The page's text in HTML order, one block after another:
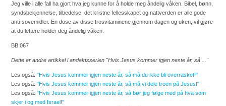
Jeg ville i alle fall ha gjort hva jeg kunne for å holde meg åndelig våken. Bibel, bønn,
syndsbekjennelse, tilbedelse, det kristne fellesskapet og nattverden er alle gode
anti-sovemidler. En dose av disse trosvitaminene gjennom dagen og uken, vil gjøre
at du lettere holder deg åndelig våken.
BB 067
Dette er andre artikkel i andaktsserien "Hvis Jesus kommer igjen neste år, så ..."
Les også: "Hvis Jesus kommer igjen neste år, så må du ikke bli overrasket!"
Les også: "Hvis Jesus kommer igjen neste år, så må vi dele troen på Jesus!"
Les også: "Hvis Jesus kommer igjen neste år, så bør jeg følge med på hva som
skjer i og med Israel!"